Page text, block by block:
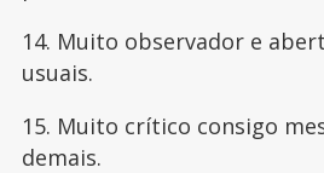
14. Muito observador e
usuais.
15. Muito crítico consigo
demais.